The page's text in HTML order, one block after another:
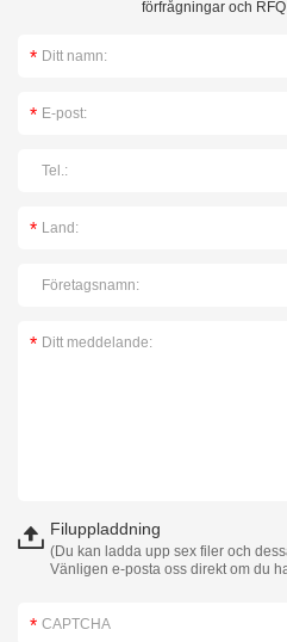
förfrågningar och
Filuppladdning
(Du kan ladda upp sex filer och
Vänligen e-posta oss direkt om du